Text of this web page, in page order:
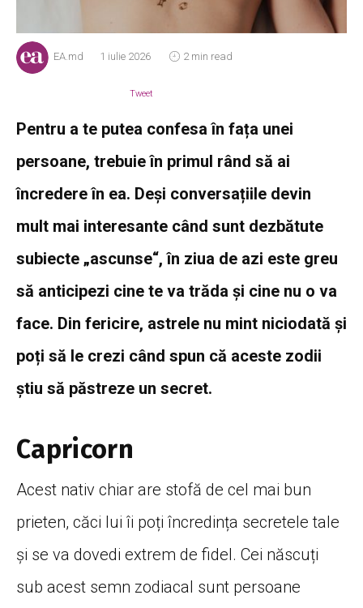
EA.md 1 iulie 2026 2 min read
Tweet
Pentru a te putea confesa în fața unei
persoane, trebuie în primul rând să ai
încredere în ea. Deși conversațiile devin
mult mai interesante când sunt dezbătute
subiecte „ascunse“, în ziua de azi este greu
să anticipezi cine te va trăda și cine nu o va
face. Din fericire, astrele nu mint niciodată și
poți să le crezi când spun că aceste zodii
știu să păstreze un secret.
Capricorn
Acest nativ chiar are stofă de cel mai bun
prieten, căci lui îi poți încredința secretele tale
și se va dovedi extrem de fidel. Cei născuți
sub acest semn zodiacal sunt persoane